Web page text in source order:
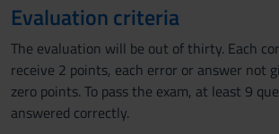
Evaluation criteria
The evaluation will be out of thirty. Each
receive 2 points, each error or answer not
zero points. To pass the exam, at least 9
answered correctly.